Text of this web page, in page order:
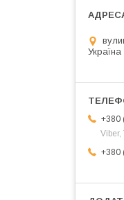
Україна
+380
Viber,
+380